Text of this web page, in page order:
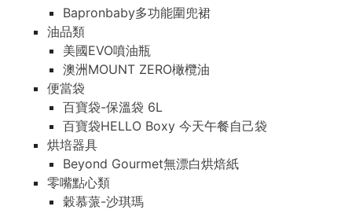
Bapronbaby多功能圍兜裙
油品類
美國EVO噴油瓶
澳洲MOUNT ZERO橄欖油
便當袋
百寶袋-保溫袋 6L
百寶袋HELLO Boxy 今天午餐自己袋
烘培器具
Beyond Gourmet無漂白烘焙紙
零嘴點心類
穀慕蒎-沙琪瑪